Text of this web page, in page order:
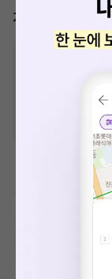
가격표
격입니다. (진료와
산정될 수 있는 점 참
※ 이벤트가, 할인가
초음파 검사료(진